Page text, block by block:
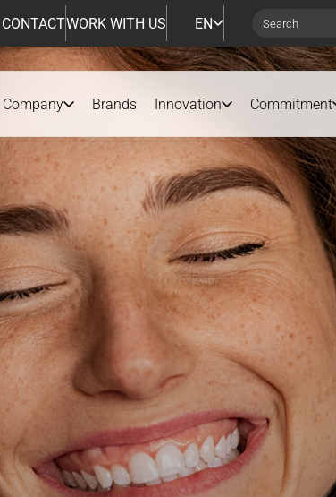
CONTACTWORK WITH US EN Search
Company Brands Innovation Commitment